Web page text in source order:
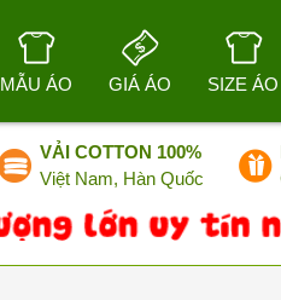
MẪU ÁO GIÁ ÁO SIZE ÁO
VẢI COTTON 100%
Việt Nam, Hàn Quốc